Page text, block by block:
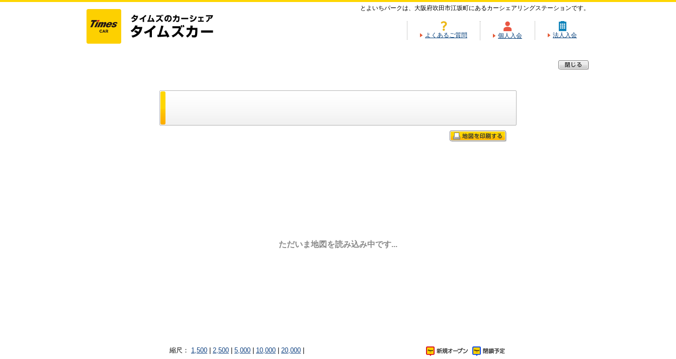
とよいちパークは、大阪府吹田市江坂町にあるカーシェアリングステーションです。
よくあるご質問 個人入会 法人入会
ただいま地図を読み込み中です...
縮尺： 1,500 2,500 5,000 10,000 20,000